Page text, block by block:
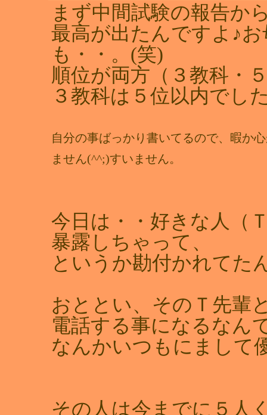
まず中間試験の報告か
最高が出たんですよ♪
も・・。(笑)
順位が両方（３教科・
３教科は５位以内でし
自分の事ばっかり書いてるので、暇か
ません(^^;)すいません。
今日は・・好きな人（
暴露しちゃって、
というか勘付かれてた
おととい、そのＴ先輩
電話する事になるなん
なんかいつもにまして
その人は今までに５人